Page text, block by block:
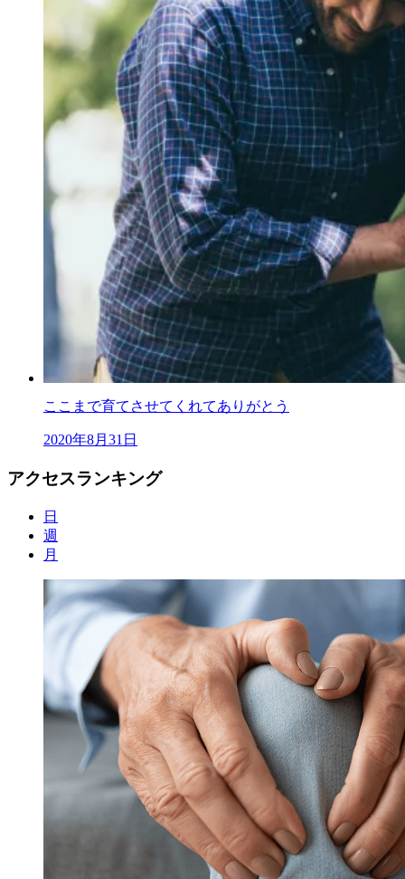
ここまで育てさせてくれてありがとう
2020年8月31日
アクセスランキング
日
週
月